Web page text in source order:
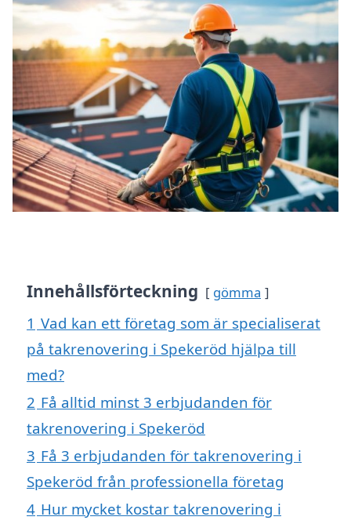
Innehållsförteckning gömma
1 Vad kan ett företag som är specialiserat
på takrenovering i Spekeröd hjälpa till
med?
2 Få alltid minst 3 erbjudanden för
takrenovering i Spekeröd
3 Få 3 erbjudanden för takrenovering i
Spekeröd från professionella företag
4 Hur mycket kostar takrenovering i